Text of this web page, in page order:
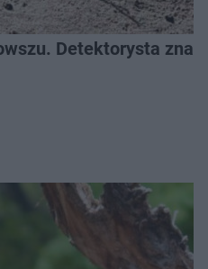
Detektorysta